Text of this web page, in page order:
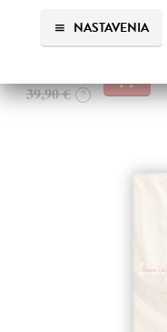
NASTAVENIA
Na sklade
39,90 € ?